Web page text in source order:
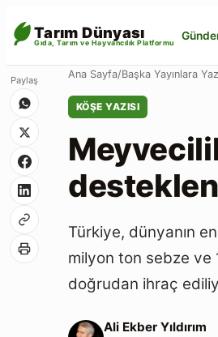
Tarım Dünyası
Gıda, Tarım ve Hayvancılık Platformu
Ana Sayfa/Başka Yayınlara
KÖŞE YAZISI
Türkiye, dünyanın
milyon ton sebze ve
doğrudan ihraç
Ali Ekber Yıldırım